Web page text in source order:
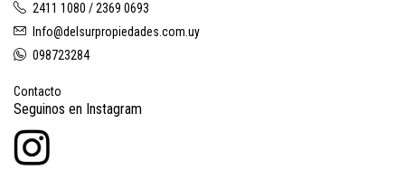
2411 1080 / 2369 0693
Info@delsurpropiedades.com.uy
098723284
Contacto
Seguinos en Instagram